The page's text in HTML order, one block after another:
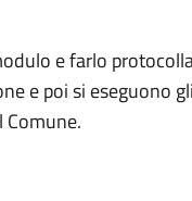
e farlo
e poi si eseguono